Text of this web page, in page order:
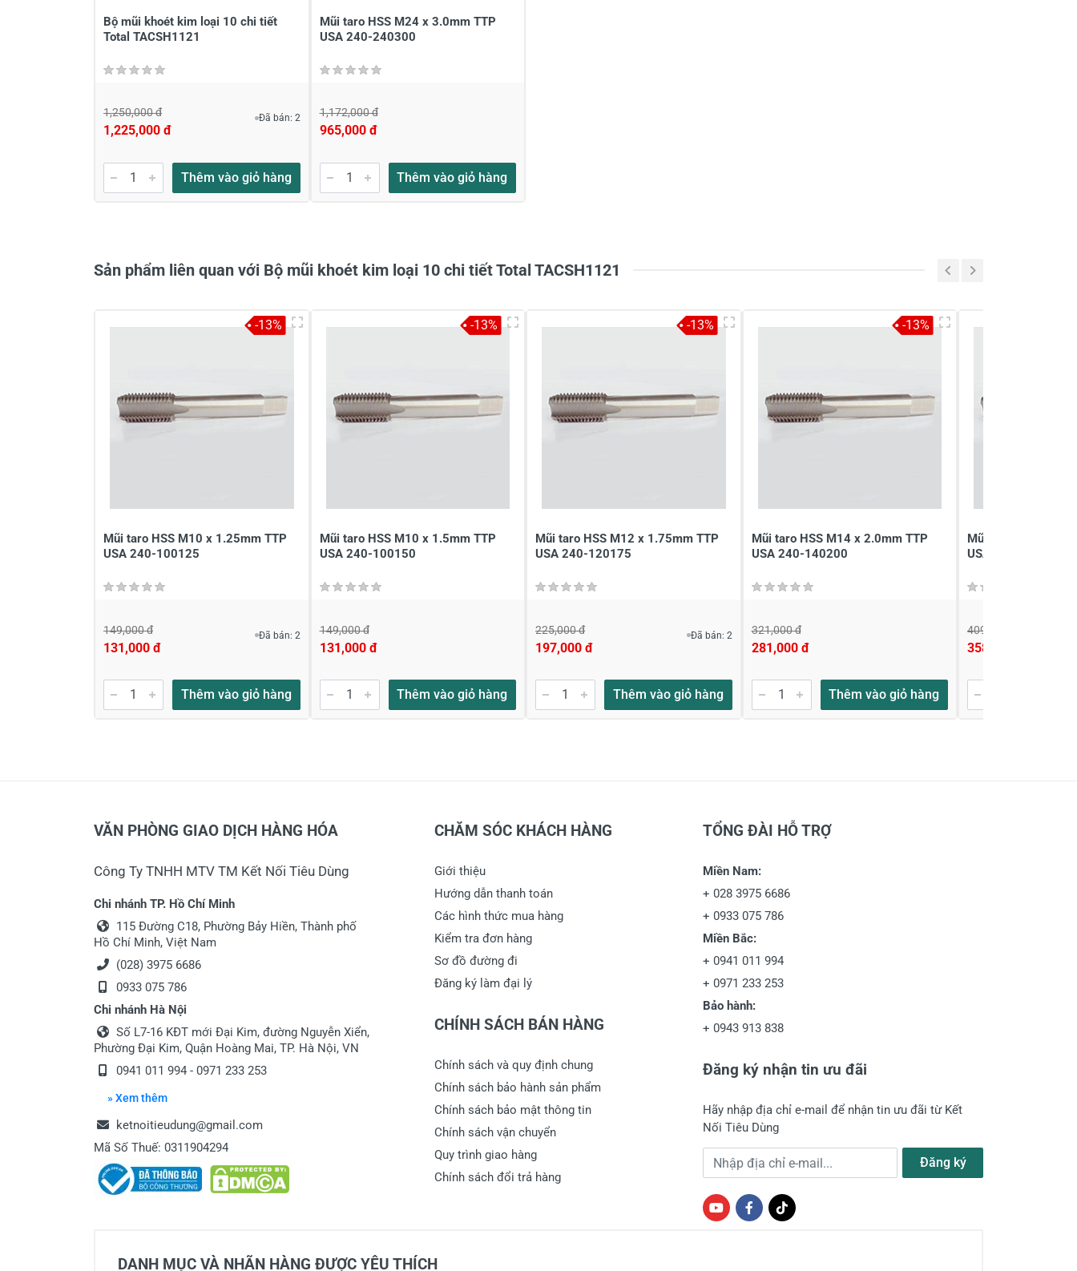
Bộ mũi khoét kim loại 10 chi tiết
Total TACSH1121
1,250,000 đ
1,225,000 đ
Đã bán: 2
Thêm vào giỏ hàng
Mũi taro HSS M24 x 3.0mm TTP
USA 240-240300
1,172,000 đ
965,000 đ
Thêm vào giỏ hàng
Sản phẩm liên quan với Bộ mũi khoét kim loại 10 chi tiết Total TACSH1121
Mũi taro HSS M10 x 1.25mm TTP
USA 240-100125
149,000 đ
131,000 đ
Đã bán: 2
Thêm vào giỏ hàng
-13%
Mũi taro HSS M10 x 1.5mm TTP
USA 240-100150
149,000 đ
131,000 đ
Thêm vào giỏ hàng
-13%
Mũi taro HSS M12 x 1.75mm TTP
USA 240-120175
225,000 đ
197,000 đ
Đã bán: 2
Thêm vào giỏ hàng
-13%
Mũi taro HSS M14 x 2.0mm TTP
USA 240-140200
321,000 đ
281,000 đ
Thêm vào giỏ hàng
-13%
Mũi taro HSS M16
USA 240-160200
409,000 đ
358,000 đ
VĂN PHÒNG GIAO DỊCH HÀNG HÓA
Công Ty TNHH MTV TM Kết Nối Tiêu Dùng
Chi nhánh TP. Hồ Chí Minh
115 Đường C18, Phường Bảy Hiền, Thành phố
Hồ Chí Minh, Việt Nam
(028) 3975 6686
0933 075 786
Chi nhánh Hà Nội
Số L7-16 KĐT mới Đại Kim, đường Nguyễn Xiển,
Phường Đại Kim, Quận Hoàng Mai, TP. Hà Nội, VN
0941 011 994 - 0971 233 253
» Xem thêm
ketnoitieudung@gmail.com
Mã Số Thuế: 0311904294
CHĂM SÓC KHÁCH HÀNG
Giới thiệu
Hướng dẫn thanh toán
Các hình thức mua hàng
Kiểm tra đơn hàng
Sơ đồ đường đi
Đăng ký làm đại lý
CHÍNH SÁCH BÁN HÀNG
Chính sách và quy định chung
Chính sách bảo hành sản phẩm
Chính sách bảo mật thông tin
Chính sách vận chuyển
Quy trình giao hàng
Chính sách đổi trả hàng
TỔNG ĐÀI HỖ TRỢ
Miền Nam:
+ 028 3975 6686
+ 0933 075 786
Miền Bắc:
+ 0941 011 994
+ 0971 233 253
Bảo hành:
+ 0943 913 838
Đăng ký nhận tin ưu đãi
Hãy nhập địa chỉ e-mail để nhận tin ưu đãi từ Kết
Nối Tiêu Dùng
Địa chỉ e-mail Đăng ký
DANH MỤC VÀ NHÃN HÀNG ĐƯỢC YÊU THÍCH